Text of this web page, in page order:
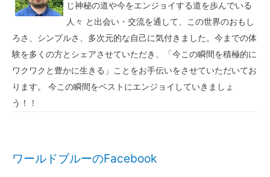
じ神秘の道や今をエンジョイする道を歩んでいる
人々 と出会い・交流を通して、この世界のおもし
ろさ、シンプルさ、多次元的な自己に気付きました。今までの体
験を多くの方とシェアさせていただき、「今この瞬間を積極的に
ワクワクと豊かに生きる」ことをお手伝いをさせていただいてお
ります。 今この瞬間をベストにエンジョイしていきましょ
う！！
ワールドブルーのFacebook